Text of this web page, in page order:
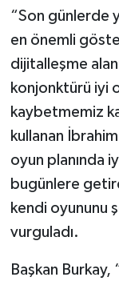
“Son günlerde
en önemli
dijitalleşme
konjonktürü iyi
kaybetmemiz
kullanan
oyun planında
bugünlere
kendi oyununu
vurguladı.
Başkan